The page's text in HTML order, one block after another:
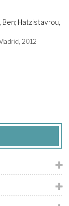
Ben; Hatzistavrou,
2012